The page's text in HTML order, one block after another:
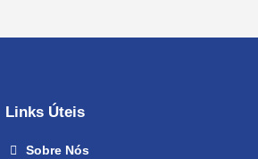
Links Úteis
Sobre Nós